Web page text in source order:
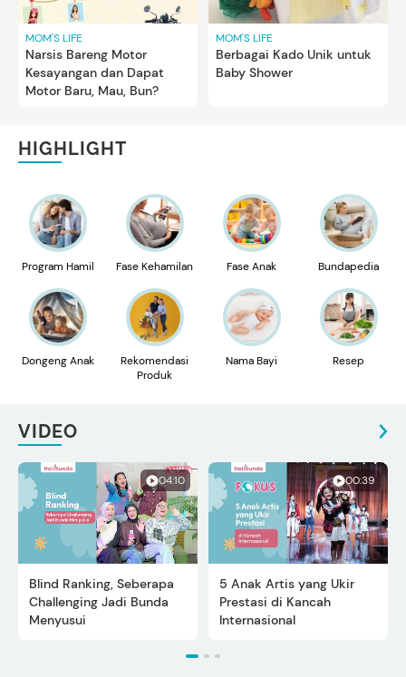
MOM'S LIFE
Narsis Bareng Motor
Kesayangan dan Dapat
Motor Baru, Mau, Bun?
MOM'S LIFE
Berbagai Kado Unik untuk
Baby Shower
HIGHLIGHT
Program Hamil Fase Kehamilan Fase Anak Bundapedia
Dongeng Anak
Rekomendasi
Produk
Nama Bayi Resep
VIDEO
04:10
Blind Ranking, Seberapa
Challenging Jadi Bunda
Menyusui
00:39
5 Anak Artis yang Ukir
Prestasi di Kancah
Internasional